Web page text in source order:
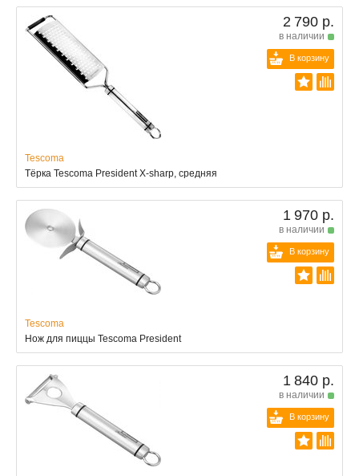
2 790 р.
в наличии
В корзину
Tescoma
Тёрка Tescoma President X-sharp, средняя
1 970 р.
в наличии
В корзину
Tescoma
Нож для пиццы Tescoma President
1 840 р.
в наличии
В корзину